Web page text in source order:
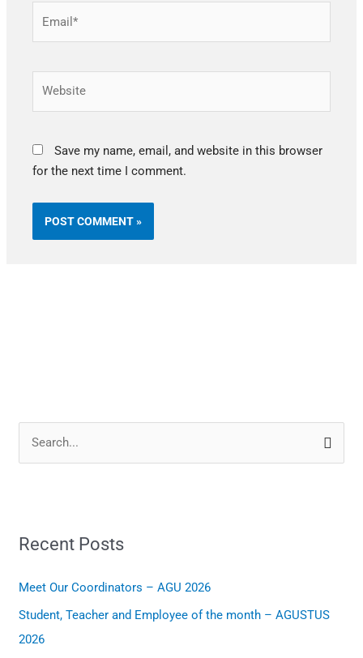
c
f
o
r
Recent Posts
Meet Our Coordinators – AGU 2026
Student, Teacher and Employee of the month – AGUSTUS
2026
Save my name, email, and website in this browser
for the next time I comment.